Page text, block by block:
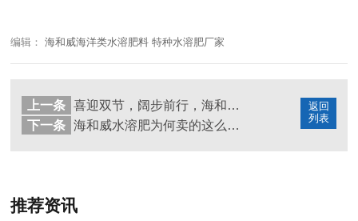
编辑：海和威海洋类水溶肥料 特种水溶肥厂家
返回
列表
上一条
喜迎双节，阔步前行，海和威与您同欢庆！
下一条
海和威水溶肥为何卖的这么火爆？
推荐资讯